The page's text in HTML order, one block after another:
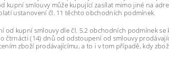
kupní smlouvy může kupující zasílat mimo jiné na
ustanovení čl. 11 těchto obchodních podmínek.
od kupní smlouvy dle čl. 5.2 obchodních podmínek
čtrnácti (14) dnů od odstoupení od smlouvy
zboží prodávajícímu, a to i v tom případě, kdy